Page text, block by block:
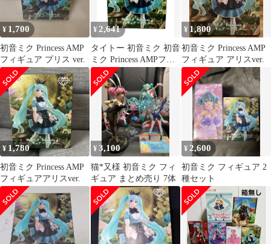
¥ 1,700
初音ミク Princess AMP
フィギュア プリス ver.
¥ 2,641
タイトー 初音ミク 初音
ミク Princess AMPフィ
ギュア -アリスver.- フ
ィギュア
¥ 1,800
初音ミク Princess AMP
フィギュア アリスver.
¥ 1,780
初音ミク Princess AMP
フィギュアアリスver.
¥3,100
猫*又様 初音ミク フィ
ギュア まとめ売り 7体
¥ 2,600
初音ミク フィギュア 2
種セット